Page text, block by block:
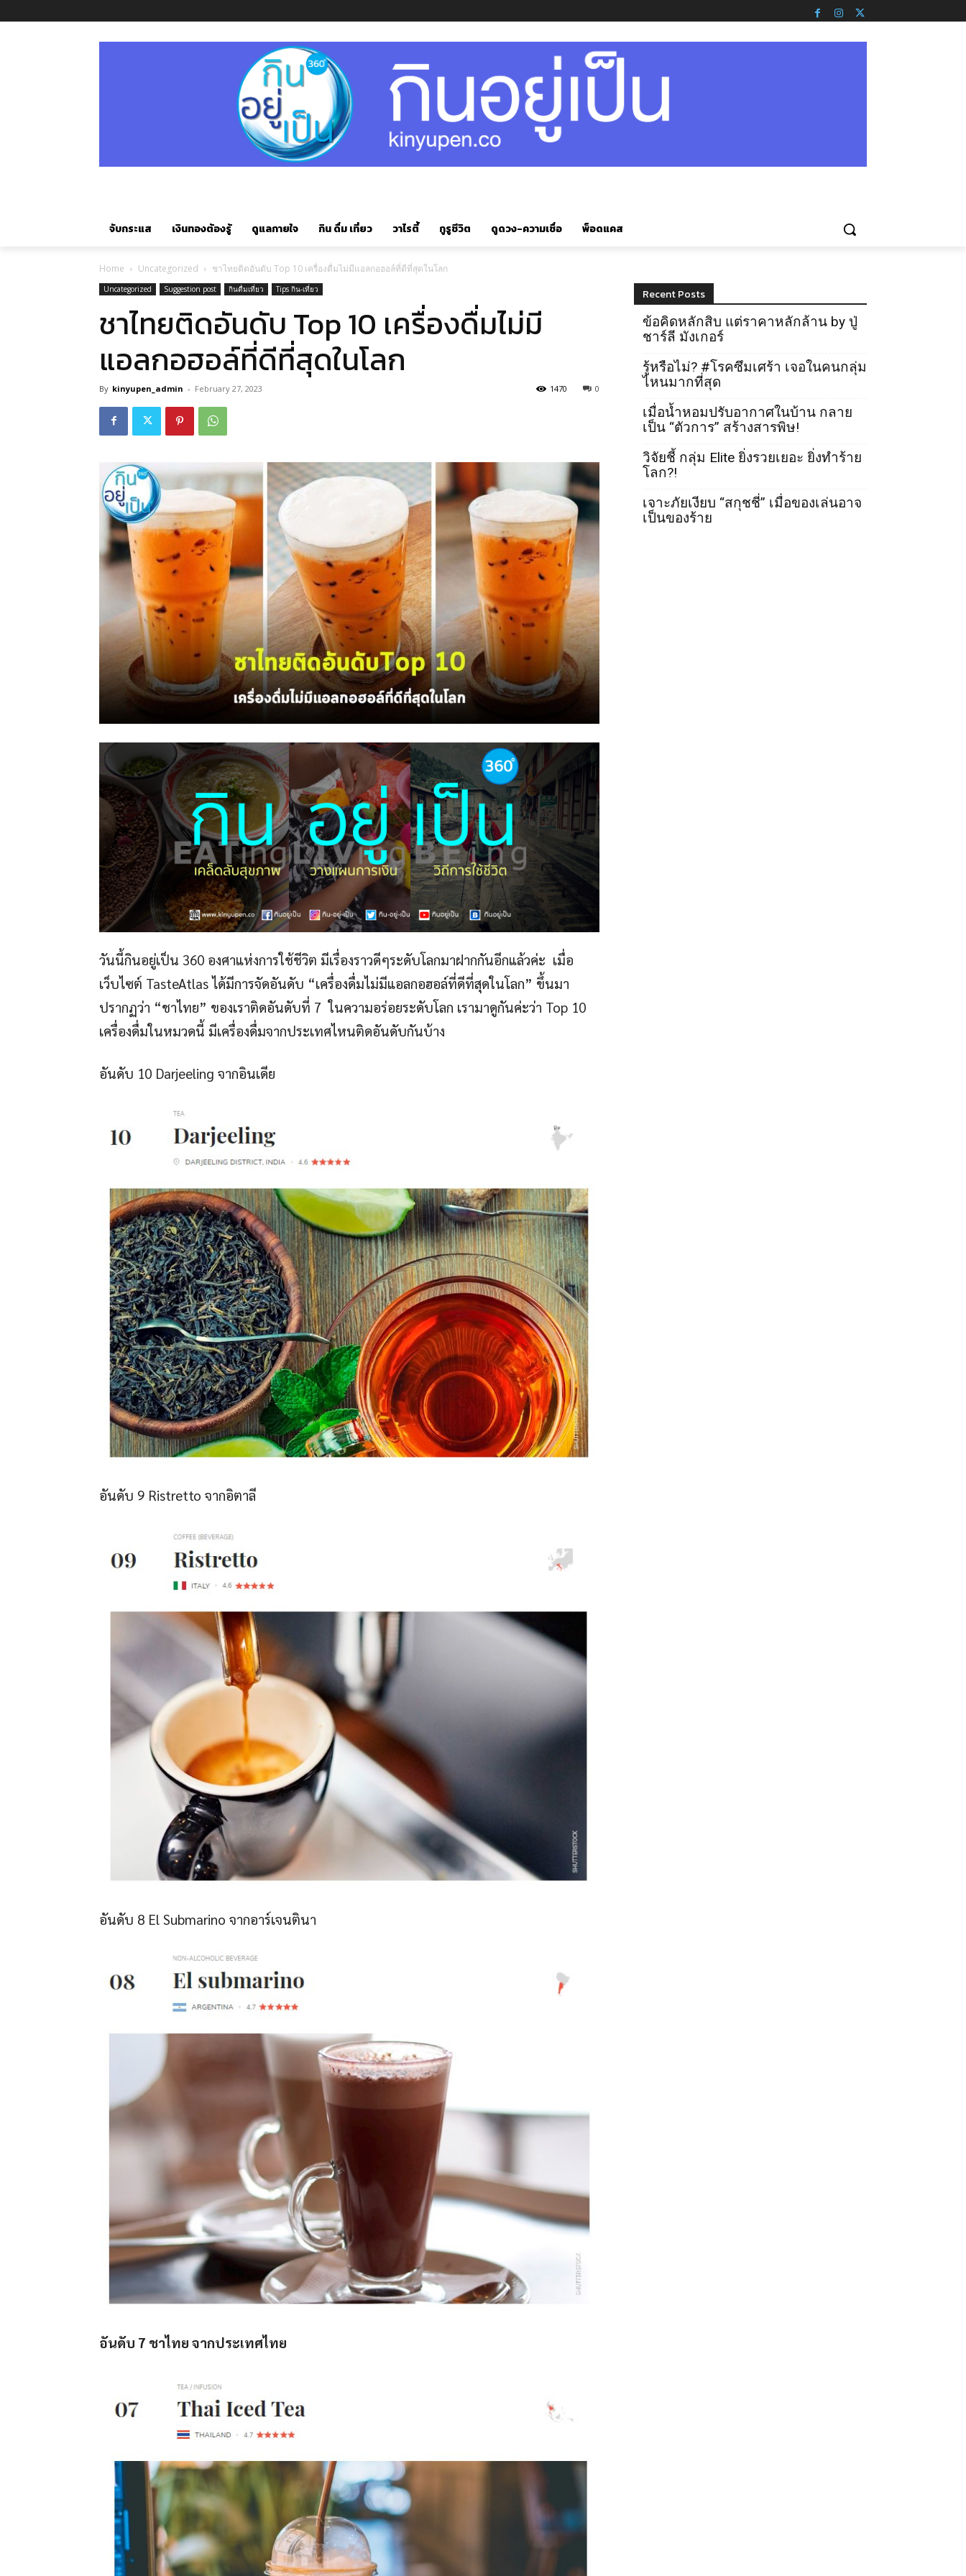
จับกระแส เงินทองต้องรู้ ดูแลกายใจ กิน ดื่ม เที่ยว วาไรตี้ กูรูชีวิต ดูดวง-ความเชื่อ พ็อดแคส
Home Uncategorized ชาไทยติดอันดับ Top 10 เครื่องดื่มไม่มีแอลกอฮอล์ที่ดีที่สุดในโลก
Uncategorized Suggestion post กินดื่มเที่ยว Tips กิน-เที่ยว
ชาไทยติดอันดับ Top 10 เครื่องดื่มไม่มี
แอลกอฮอล์ที่ดีที่สุดในโลก
By kinyupen_admin - February 27, 2023 0
1470
วันนี้กินอยู่เป็น 360 องศาแห่งการใช้ชีวิต มีเรื่องราวดีๆระดับโลกมาฝากกันอีกแล้วค่ะ เมื่อ
เว็บไซต์ TasteAtlas ได้มีการจัดอันดับ “เครื่องดื่มไม่มีแอลกอฮอล์ที่ดีที่สุดในโลก” ขึ้นมา
ปรากฏว่า “ชาไทย” ของเราติดอันดับที่ 7 ในความอร่อยระดับโลก เรามาดูกันค่ะว่า Top 10
เครื่องดื่มในหมวดนี้ มีเครื่องดื่มจากประเทศไหนติดอันดับกันบ้าง
อันดับ 10 Darjeeling จากอินเดีย
อันดับ 9 Ristretto จากอิตาลี
อันดับ 8 El Submarino จากอาร์เจนตินา
อันดับ 7 ชาไทย จากประเทศไทย
Recent Posts
ข้อคิดหลักสิบ แต่ราคาหลักล้าน by ปู่
ชาร์ลี มังเกอร์
รู้หรือไม่? #โรคซึมเศร้า เจอในคนกลุ่ม
ไหนมากที่สุด
เมื่อน้ำหอมปรับอากาศในบ้าน กลาย
เป็น “ตัวการ” สร้างสารพิษ!
วิจัยชี้ กลุ่ม Elite ยิ่งรวยเยอะ ยิ่งทำร้าย
โลก?!
เจาะภัยเงียบ “สกุชชี่” เมื่อของเล่นอาจ
เป็นของร้าย